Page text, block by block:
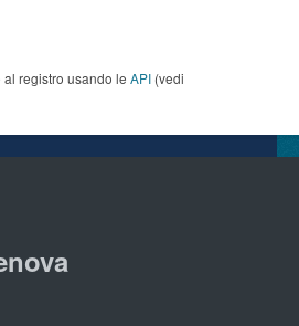
registro usando le API (vedi